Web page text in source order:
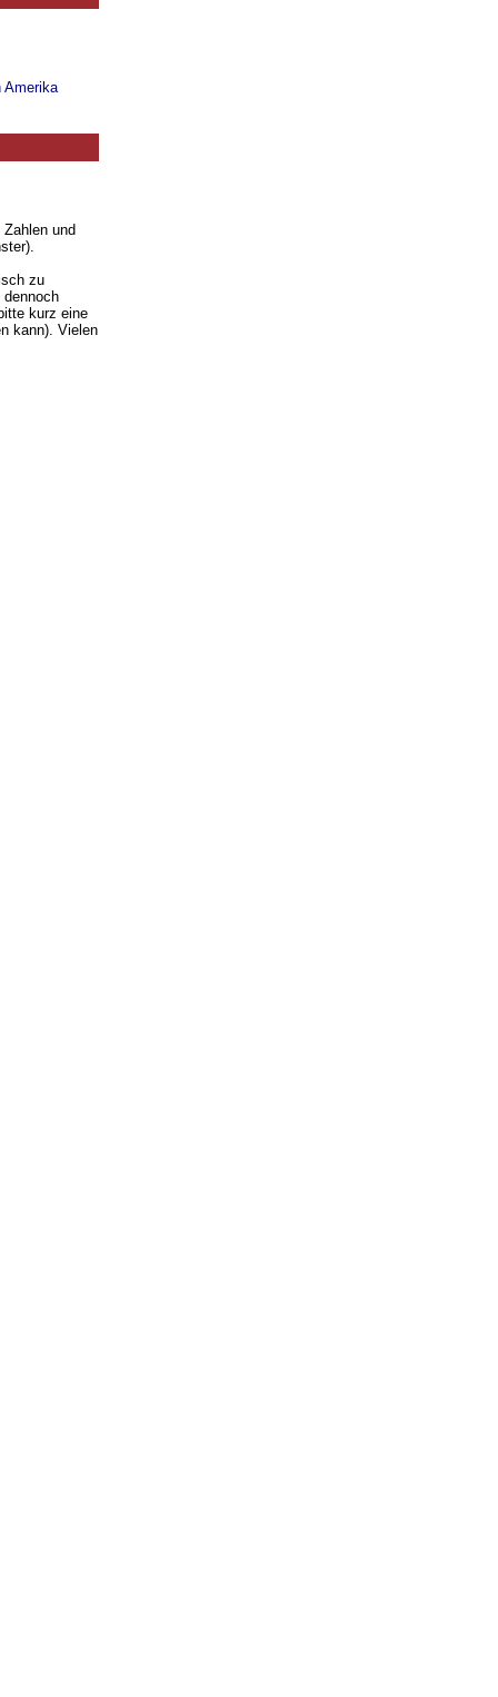
Amerika
Zahlen und
zu
kurz eine
kann). Vielen